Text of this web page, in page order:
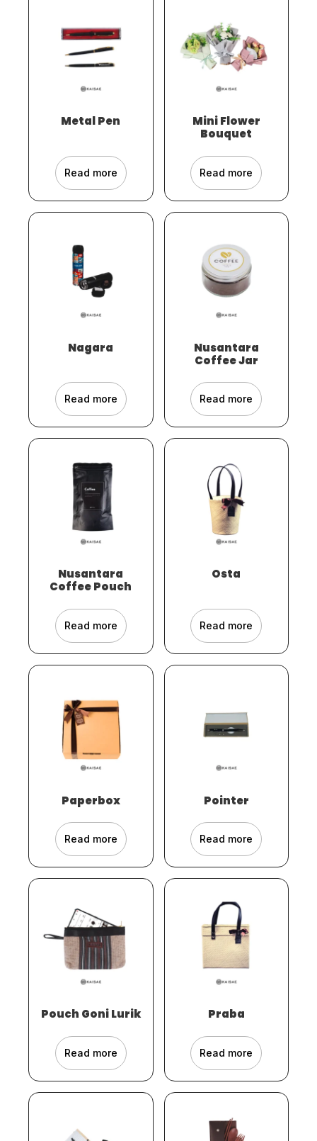
Metal Pen
Read more
Mini Flower
Bouquet
Read more
Nagara
Read more
Nusantara
Coffee Jar
Read more
Nusantara
Coffee Pouch
Read more
Osta
Read more
Paperbox
Read more
Pointer
Read more
Pouch Goni Lurik
Read more
Praba
Read more